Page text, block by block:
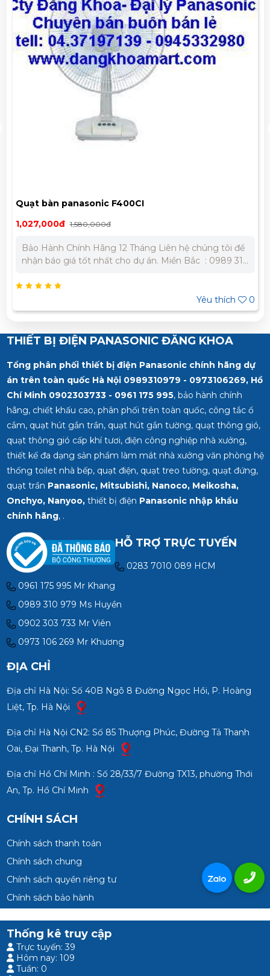
Quạt bàn panasonic F400CI
1,027,000đ 1,580,000đ
Bảo Hành Chính Hãng 12 Tháng Liên hệ chúng tôi để
nhận báo giá tốt nhất cho dự án. Miền Bắc : 0989 310
332 980
Yêu thích
0
THIẾT BỊ ĐIỆN PANASONIC ĐĂNG KHOA
Tổng phân phối thiết bị điện Panasonic chính hãng dự
án trên toàn quốc Hà Nội 0989310979 - 0973106269, Hồ
Chí Minh 0902303733 - 0961 175 995, bảo hành chính
hãng, chiết khấu cao, phân phối trên toàn quốc, công tắc ổ
cắm, quạt hút gắn trần, quạt hút gắn tường, quạt thông gió,
quạt thông gió cấp khí tươi, điện công nghiệp nhà xưởng,
thiết kế đa dạng sản phẩm làm mát nhà xưởng văn phòng hệ
thống toilet nhà bếp, quạt điện, quạt treo tường, quạt đứng,
quạt trần Panasonic, Mitsubishi, Nanoco, Meikosha,
Onchyo, Nanyoo,thiết bị điện Panasonic nhập khẩu
chính hãng, .
HỖ TRỢ TRỰC TUYẾN
0283 7010 089 HCM
0961 175 995 Mr Khang
0989 310 979 Ms Huyền
0902 303 733 Mr Viên
0973 106 269 Mr Khương
ĐỊA CHỈ
Địa chỉ Hà Nội: Số 40B Ngõ 8 Đường Ngọc Hồi, P. Hoàng
Liệt, Tp. Hà Nội
Địa chỉ Hà Nội CN2: Số 85 Thượng Phúc, Đường Tả Thanh
Oai, Đại Thanh, Tp. Hà Nội
Địa chỉ Hồ Chí Minh : Số 28/33/7 Đường TX13, phường Thới
An, Tp. Hồ Chí Minh
CHÍNH SÁCH
Chính sách thanh toán
Chính sách chung
Chính sách quyền riêng tư
Chính sách bảo hành
Thống kê truy cập
Trực tuyến: 39
Hôm nay: 109
Tuần: 0